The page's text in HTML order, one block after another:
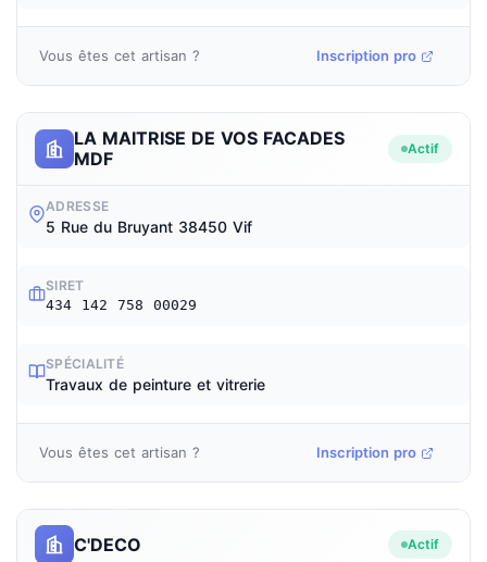
Vous êtes cet artisan ? Inscription pro
LA MAITRISE DE VOS FACADES
MDF
Actif
ADRESSE
5 Rue du Bruyant 38450 Vif
SIRET
434 142 758 00029
SPÉCIALITÉ
Travaux de peinture et vitrerie
Vous êtes cet artisan ? Inscription pro
C'DECO Actif